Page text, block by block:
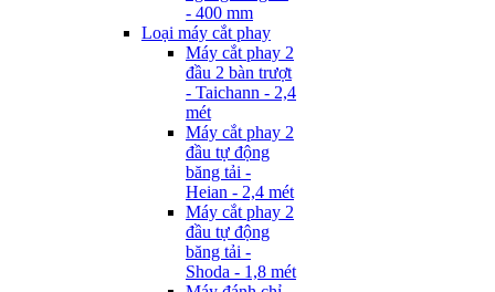
- 400 mm
Loại máy cắt phay
Máy cắt phay 2
đầu 2 bàn trượt
- Taichann - 2,4
mét
Máy cắt phay 2
đầu tự động
băng tải -
Heian - 2,4 mét
Máy cắt phay 2
đầu tự động
băng tải -
Shoda - 1,8 mét